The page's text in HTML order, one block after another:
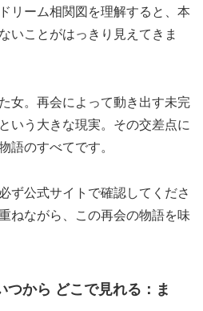
リーム相関図を理解すると、本
いことがはっきり見えてきま
女。再会によって動き出す未完
いう大きな現実。その交差点に
語のすべてです。
ず公式サイトで確認してくださ
ねながら、この再会の物語を味
から どこで見れる：ま